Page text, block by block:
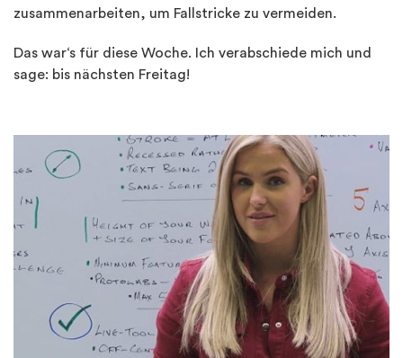
zusammenarbeiten, um Fallstricke zu vermeiden.
Das war‘s für diese Woche. Ich verabschiede mich und
sage: bis nächsten Freitag!